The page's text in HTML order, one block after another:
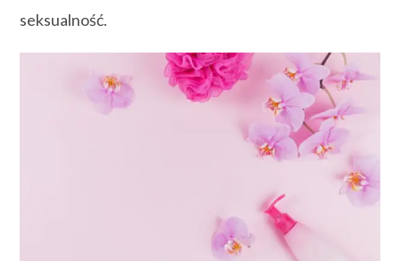
seksualność.